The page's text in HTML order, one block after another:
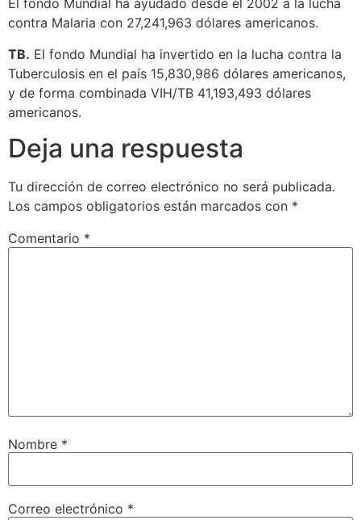
El fondo Mundial ha ayudado desde el 2002 a la lucha
contra Malaria con 27,241,963 dólares americanos.
TB. El fondo Mundial ha invertido en la lucha contra la
Tuberculosis en el país 15,830,986 dólares americanos,
y de forma combinada VIH/TB 41,193,493 dólares
americanos.
Deja una respuesta
Tu dirección de correo electrónico no será publicada.
Los campos obligatorios están marcados con *
Comentario *
Nombre *
Correo electrónico *